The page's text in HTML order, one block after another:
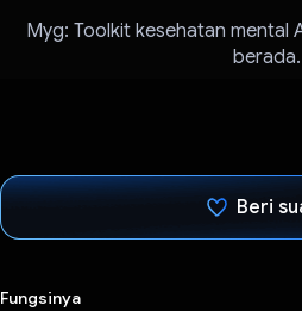
Myg: Toolkit kesehatan mental
berada.
Beri
Fungsinya